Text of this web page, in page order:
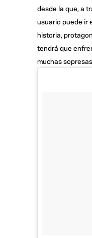
desde la que, a
usuario puede ir
historia,
tendrá que
muchas